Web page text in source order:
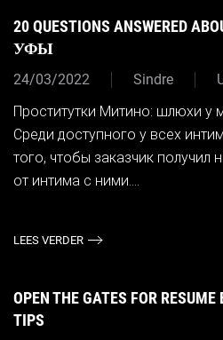
20 QUESTIONS ANSWERED
УФЫ
24/03/2022 Sindre
Проститутки Митино: шлюхи у
Среди доступного у всех
того, чтобы заказчик
от интима с ними....
LEES VERDER
OPEN THE GATES FOR
TIPS